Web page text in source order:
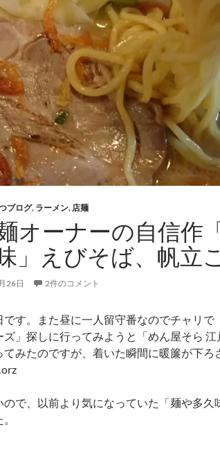
ブログ, ラーメン, 店麺
オーナーの自信作
」えびそば、帆立
26日 2件のコメント
です。また昼に一人留守番なのでチャリで
ズ」探しに行ってみようと「めん屋そら
てみたのですが、着いた瞬間に暖簾が下ろ
ので、以前より気になっていた「麺や多久